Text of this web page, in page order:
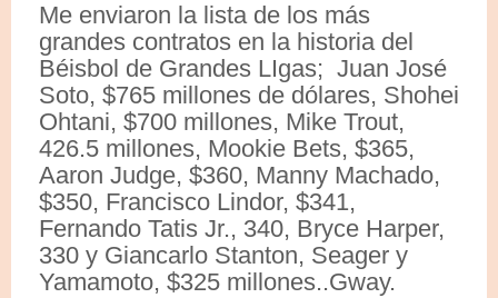
Me enviaron la lista de los más
grandes contratos en la historia del
Béisbol de Grandes LIgas; Juan José
Soto, $765 millones de dólares, Shohei
Ohtani, $700 millones, Mike Trout,
426.5 millones, Mookie Bets, $365,
Aaron Judge, $360, Manny Machado,
$350, Francisco Lindor, $341,
Fernando Tatis Jr., 340, Bryce Harper,
330 y Giancarlo Stanton, Seager y
Yamamoto, $325 millones..Gway.